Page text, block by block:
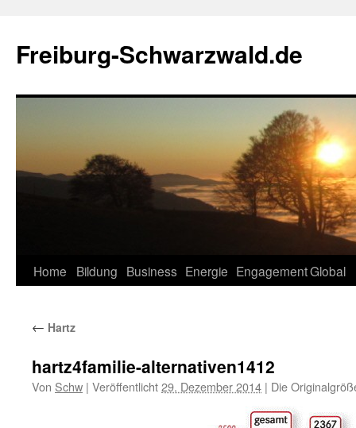
springen
Freiburg-Schwarzwald.de
Home Bildung Business Energie EngagementGlobal
← Hartz
hartz4familie-alternativen1412
Von Schw | Veröffentlicht29. Dezember 2014 | Die